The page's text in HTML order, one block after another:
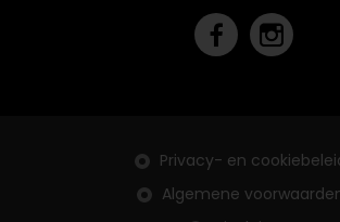
Privacy- en
Algemene